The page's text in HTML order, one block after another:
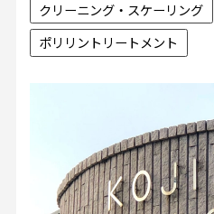
クリーニング・スケーリング
ポリリントリートメント